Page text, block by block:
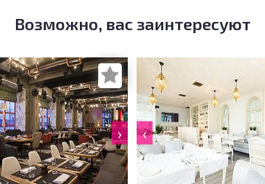
Возможно, вас заинтересуют
› ‹